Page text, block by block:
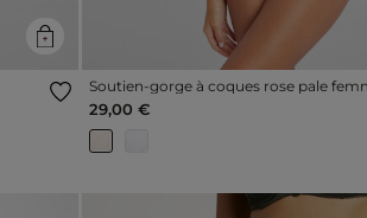
Soutien-gorge à coques rose pale
29,00 €